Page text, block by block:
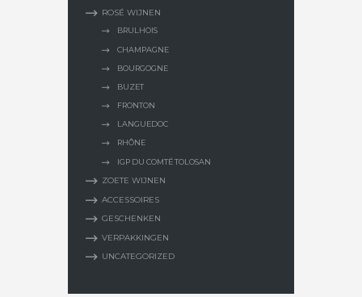
ROSÉ WIJNEN
BRULHOIS
CHAMPAGNE
BOURGOGNE
BUZET
FRONTON
LANGUEDOC
RHÔNE
IGP DU COMTÉ TOLOSAN
ZOETE WIJNEN
ACCESSOIRES
GESCHENKEN
VERPAKKINGEN
UNCATEGORIZED